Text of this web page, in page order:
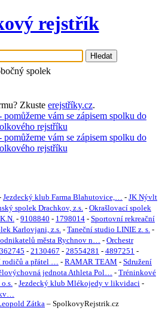
rejstřík
Hledat
spolek
Zkuste erejstříky.cz.
Jezdecký klub Farma Blahutovice,… - JK Nývlt
spolek Drachkov, z.s. - Okrašlovací spolek
- 9108840 - 1798014 - Sportovní rekreační
Karlovjani, z.s. - Taneční studio LINIE z. s. -
města Rychnov n… - Orchestr
- 2130467 - 28554281 - 4897251 -
rodičů a přátel … - RAMAR TEAM - Sdružení
jednota Athleta Pol… - Tréninkové
- Jezdecký klub Mlékojedy v likvidaci -
Zátka– SpolkovyRejstrik.cz